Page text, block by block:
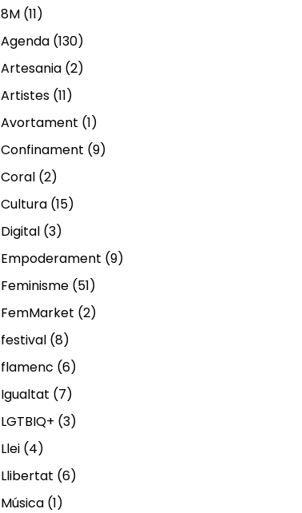
8M (11)
Agenda (130)
Artesania (2)
Artistes (11)
Avortament (1)
Confinament (9)
Coral (2)
Cultura (15)
Digital (3)
Empoderament (9)
Feminisme (51)
FemMarket (2)
festival (8)
flamenc (6)
Igualtat (7)
LGTBIQ+ (3)
Llei (4)
Llibertat (6)
Música (1)